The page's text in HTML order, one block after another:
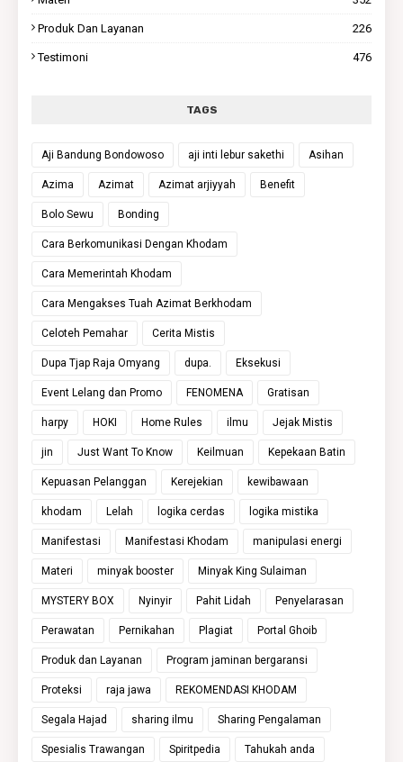
Produk Dan Layanan 226
Testimoni 476
TAGS
Aji Bandung Bondowoso aji inti lebur sakethi Asihan
Azima Azimat Azimat arjiyyah Benefit
Bolo Sewu Bonding
Cara Berkomunikasi Dengan Khodam
Cara Memerintah Khodam
Cara Mengakses Tuah Azimat Berkhodam
Celoteh Pemahar Cerita Mistis
Dupa Tjap Raja Omyang dupa. Eksekusi
Event Lelang dan Promo FENOMENA Gratisan
harpy HOKI Home Rules ilmu Jejak Mistis
jin Just Want To Know Keilmuan Kepekaan Batin
Kepuasan Pelanggan Kerejekian kewibawaan
khodam Lelah logika cerdas logika mistika
Manifestasi Manifestasi Khodam manipulasi energi
Materi minyak booster Minyak King Sulaiman
MYSTERY BOX Nyinyir Pahit Lidah Penyelarasan
Perawatan Pernikahan Plagiat Portal Ghoib
Produk dan Layanan Program jaminan bergaransi
Proteksi raja jawa REKOMENDASI KHODAM
Segala Hajad sharing ilmu Sharing Pengalaman
Spesialis Trawangan Spiritpedia Tahukah anda